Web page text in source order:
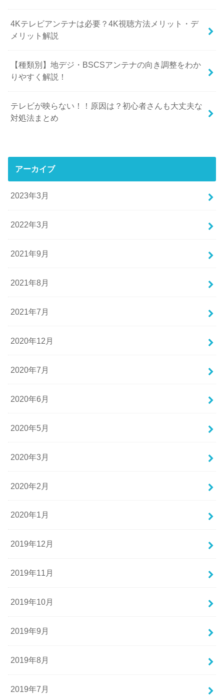
​​4Kテレビアンテナは必要？4K視聴方法メリット・デ
メリット解説
【種類別】地デジ・BSCSアンテナの向き調整をわか
りやすく解説！
テレビが映らない！！原因は？初心者さんも大丈夫な
対処法まとめ
アーカイブ
2023年3月
2022年3月
2021年9月
2021年8月
2021年7月
2020年12月
2020年7月
2020年6月
2020年5月
2020年3月
2020年2月
2020年1月
2019年12月
2019年11月
2019年10月
2019年9月
2019年8月
2019年7月